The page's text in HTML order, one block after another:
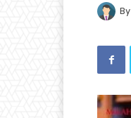
By